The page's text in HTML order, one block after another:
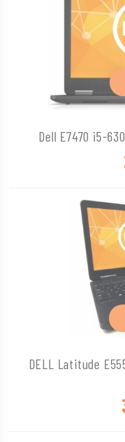
Dell E7470 i5-
DELL Latitude